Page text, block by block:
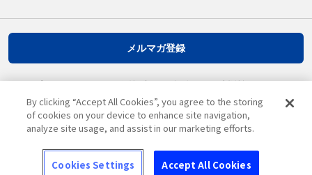
メルマガ登録
By clicking “Accept All Cookies”, you agree to the storing
of cookies on your device to enhance site navigation,
analyze site usage, and assist in our marketing efforts.
Cookies Settings Accept All Cookies